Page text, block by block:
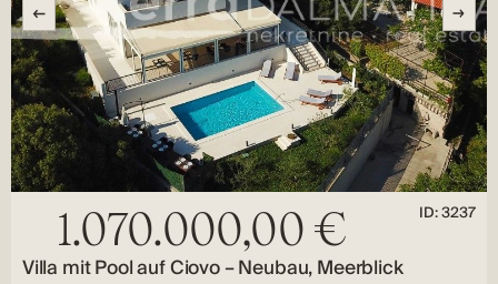
1.070.000,00 € ID: 3237
Villa mit Pool auf Ciovo – Neubau, Meerblick